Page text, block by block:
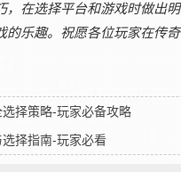
，在选择平台和游戏时做出
的乐趣。祝愿各位玩家在传
择策略-玩家必备攻略
择指南-玩家必看